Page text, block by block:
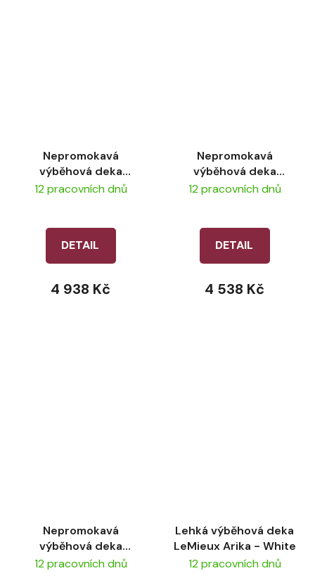
Nepromokavá
výběhová deka
LeMieux Arika Ripstop
12 pracovních dnů
DETAIL
4 938 Kč
Nepromokavá
výběhová deka
LeMieux Arika Ripstop
12 pracovních dnů
DETAIL
4 538 Kč
Nepromokavá
výběhová deka
LeMieux Arika Ripstop
12 pracovních dnů
Lehká výběhová deka
LeMieux Arika - White
12 pracovních dnů